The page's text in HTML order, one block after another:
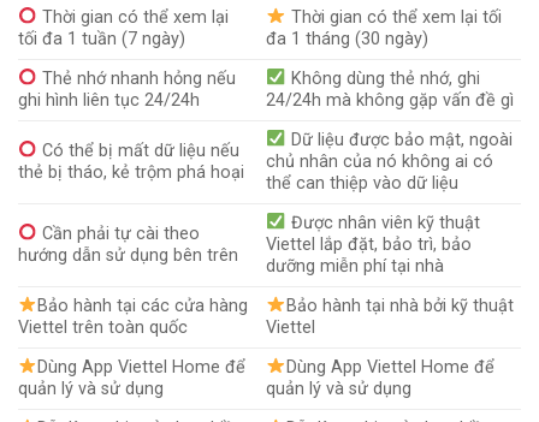
Thời gian có thể xem lại
tối đa 1 tuần (7 ngày)
Thời gian có thể xem lại tối
đa 1 tháng (30 ngày)
Thẻ nhớ nhanh hỏng nếu
ghi hình liên tục 24/24h
Không dùng thẻ nhớ, ghi
24/24h mà không gặp vấn đề gì
Có thể bị mất dữ liệu nếu
thẻ bị tháo, kẻ trộm phá hoại
Dữ liệu được bảo mật, ngoài
chủ nhân của nó không ai có
thể can thiệp vào dữ liệu
Cần phải tự cài theo
hướng dẫn sử dụng bên trên
Được nhân viên kỹ thuật
Viettel lắp đặt, bảo trì, bảo
dưỡng miễn phí tại nhà
Bảo hành tại các cửa hàng
Viettel trên toàn quốc
Bảo hành tại nhà bởi kỹ thuật
Viettel
Dùng App Viettel Home để
quản lý và sử dụng
Dùng App Viettel Home để
quản lý và sử dụng